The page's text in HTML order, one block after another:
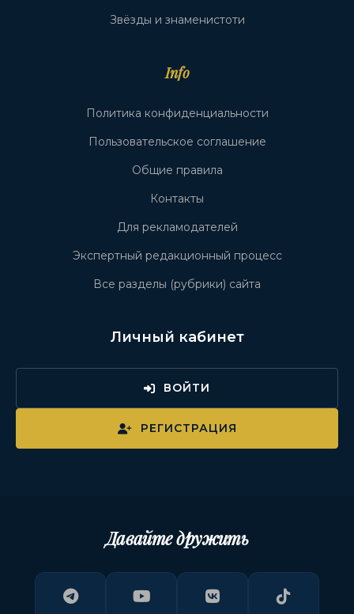
Звёзды и знаменистоти
Info
Политика конфиденциальности
Пользовательское соглашение
Общие правила
Контакты
Для рекламодателей
Экспертный редакционный процесс
Все разделы (рубрики) сайта
Личный кабинет
ВОЙТИ
РЕГИСТРАЦИЯ
Давайте дружить